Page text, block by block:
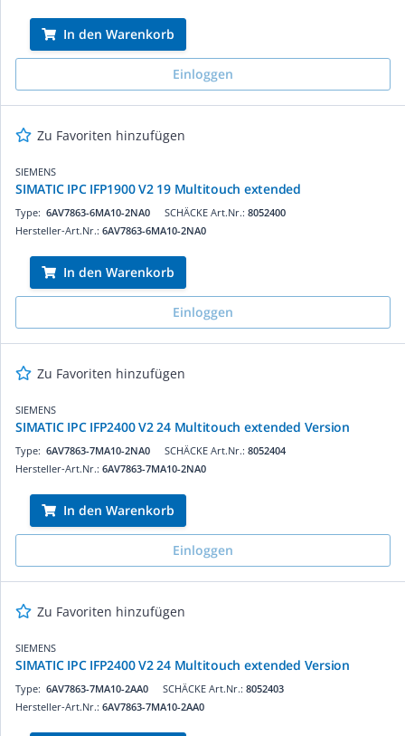
In den Warenkorb
Einloggen
Zu Favoriten hinzufügen
SIEMENS
SIMATIC IPC IFP1900 V2 19 Multitouch extended
SCHÄCKE Art.Nr.: 8052400
Type: 6AV7863-6MA10-2NA0
Hersteller-Art.Nr.: 6AV7863-6MA10-2NA0
In den Warenkorb
Einloggen
Zu Favoriten hinzufügen
SIEMENS
SIMATIC IPC IFP2400 V2 24 Multitouch extended Version
SCHÄCKE Art.Nr.: 8052404
Type: 6AV7863-7MA10-2NA0
Hersteller-Art.Nr.: 6AV7863-7MA10-2NA0
In den Warenkorb
Einloggen
Zu Favoriten hinzufügen
SIEMENS
SIMATIC IPC IFP2400 V2 24 Multitouch extended Version
SCHÄCKE Art.Nr.: 8052403
Type: 6AV7863-7MA10-2AA0
Hersteller-Art.Nr.: 6AV7863-7MA10-2AA0